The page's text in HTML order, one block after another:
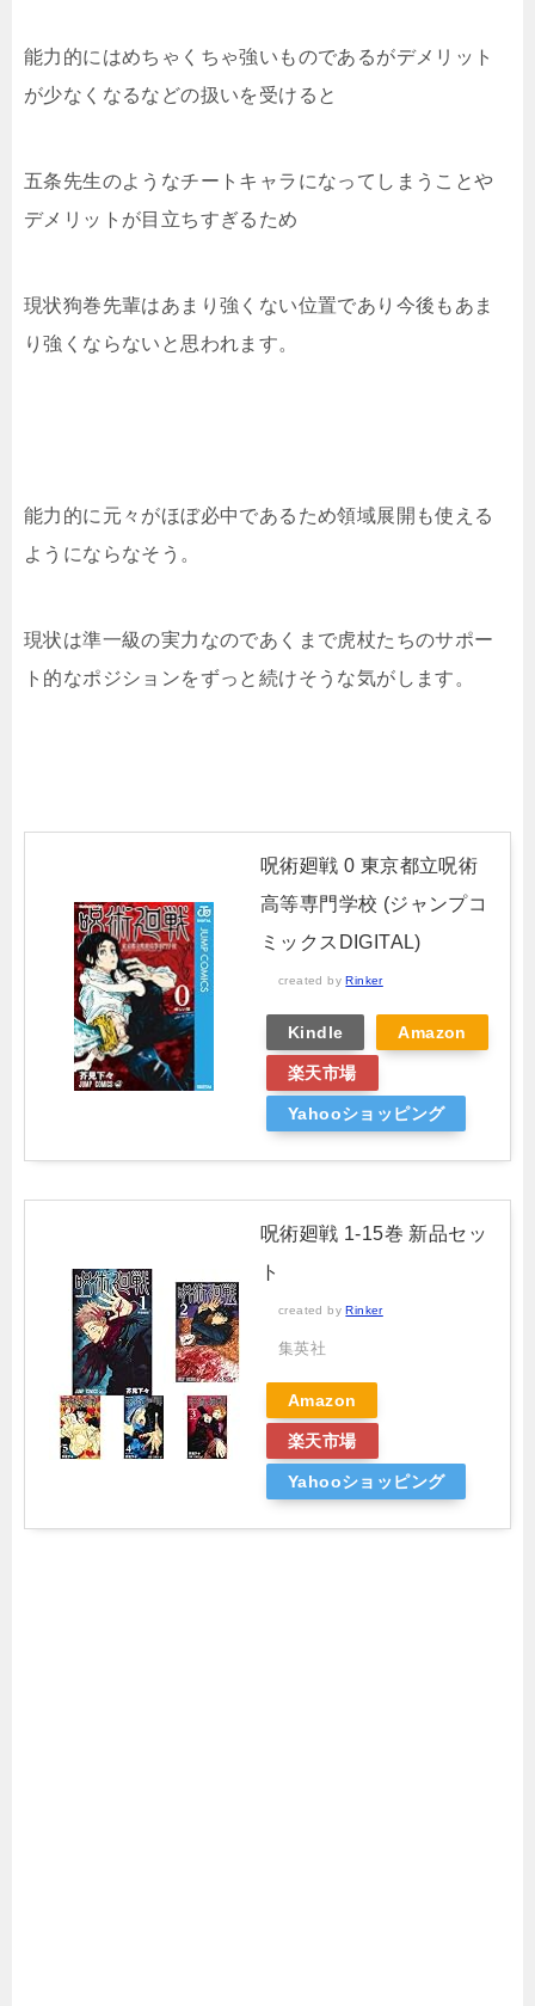
能力的にはめちゃくちゃ強いものであるがデメリット
が少なくなるなどの扱いを受けると
五条先生のようなチートキャラになってしまうことや
デメリットが目立ちすぎるため
現状狗巻先輩はあまり強くない位置であり今後もあま
り強くならないと思われます。
能力的に元々がほぼ必中であるため領域展開も使える
ようにならなそう。
現状は準一級の実力なのであくまで虎杖たちのサポー
ト的なポジションをずっと続けそうな気がします。
呪術廻戦 0 東京都立呪術
高等専門学校 (ジャンプコ
ミックスDIGITAL)
created byRinker
Kindle Amazon
楽天市場
Yahooショッピング
呪術廻戦 1-15巻 新品セッ
ト
created byRinker
集英社
Amazon
楽天市場
Yahooショッピング